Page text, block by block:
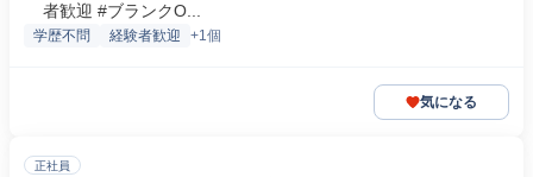
者歓迎 #ブランクO...
学歴不問 経験者歓迎 +1個
気になる
正社員